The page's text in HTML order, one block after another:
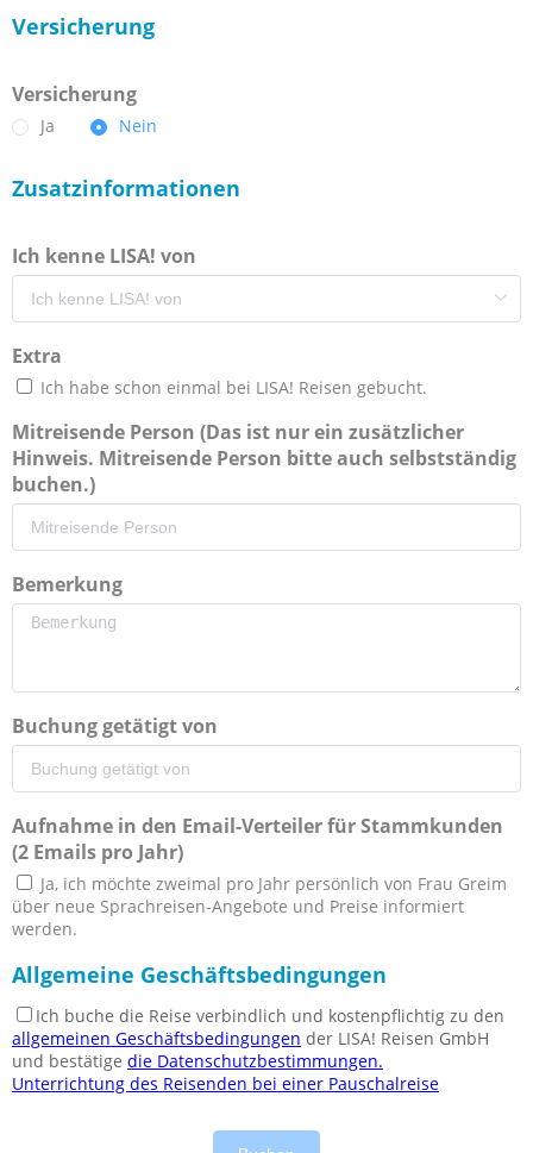
Versicherung
Versicherung
Ja Nein
Zusatzinformationen
Ich kenne LISA! von
Extra
Ich habe schon einmal bei LISA! Reisen gebucht.
Mitreisende Person (Das ist nur ein zusätzlicher
Hinweis. Mitreisende Person bitte auch selbstständig
buchen.)
Bemerkung
Buchung getätigt von
Aufnahme in den Email-Verteiler für Stammkunden
(2 Emails pro Jahr)
Ja, ich möchte zweimal pro Jahr persönlich von Frau Greim
über neue Sprachreisen-Angebote und Preise informiert
werden.
Allgemeine Geschäftsbedingungen
Ich buche die Reise verbindlich und kostenpflichtig zu den
allgemeinen Geschäftsbedingungen der LISA! Reisen GmbH
und bestätige die Datenschutzbestimmungen.
Unterrichtung des Reisenden bei einer Pauschalreise